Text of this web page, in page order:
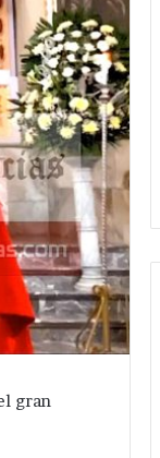
gran